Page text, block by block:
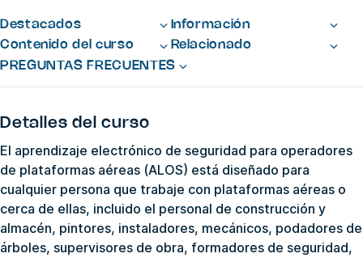
Destacados
Información
Contenido del curso
Relacionado
PREGUNTAS FRECUENTES
Detalles del curso
El aprendizaje electrónico de seguridad para operadores
de plataformas aéreas (ALOS) está diseñado para
cualquier persona que trabaje con plataformas aéreas o
cerca de ellas, incluido el personal de construcción y
almacén, pintores, instaladores, mecánicos, podadores de
árboles, supervisores de obra, formadores de seguridad,